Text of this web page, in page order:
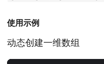
使用示例
动态创建一维数组